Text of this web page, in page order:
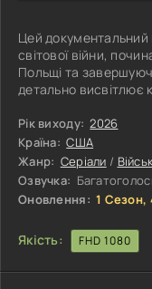
Цей документальний
світової війни,
Польщі та
детально висвітлює
битви, стратегічні
на подальший перебіг
приділяється ролі
визначали долю
складний час. Окрім
Рік виходу: 2026
Країна: США
Жанр: Серіали /
Озвучка:
Оновлення: 1 Сезон,
Якість: FHD 1080